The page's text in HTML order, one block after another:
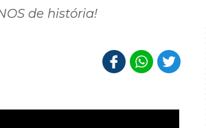
de história!